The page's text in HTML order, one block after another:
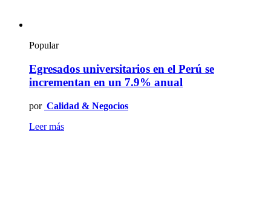
Popular
Egresados universitarios en el Perú se
incrementan en un 7.9% anual
por Calidad & Negocios
Leer más